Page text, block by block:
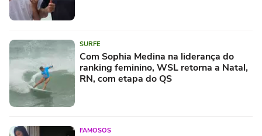
SURFE
Com Sophia Medina na liderança do
ranking feminino, WSL retorna a Natal,
RN, com etapa do QS
FAMOSOS